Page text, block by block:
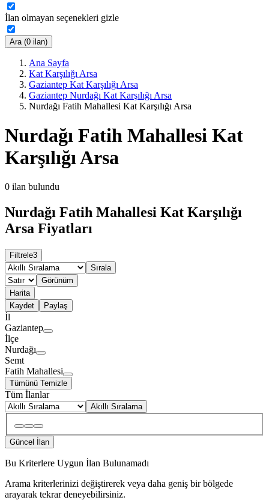
İlan olmayan seçenekleri gizle
Ara (0 ilan)
Ana Sayfa
Kat Karşılığı Arsa
Gaziantep Kat Karşılığı Arsa
Gaziantep Nurdağı Kat Karşılığı Arsa
Nurdağı Fatih Mahallesi Kat Karşılığı Arsa
Nurdağı Fatih Mahallesi Kat
Karşılığı Arsa
0 ilan bulundu
Nurdağı Fatih Mahallesi Kat Karşılığı
Arsa Fiyatları
Filtrele3
Sırala
Görünüm
Harita
Kaydet
Paylaş
İl
Gaziantep
İlçe
Nurdağı
Semt
Fatih Mahallesi
Tümünü Temizle
Tüm İlanlar
Akıllı Sıralama
Güncel İlan
Bu Kriterlere Uygun İlan Bulunamadı
Arama kriterlerinizi değiştirerek veya daha geniş bir bölgede
arayarak tekrar deneyebilirsiniz.